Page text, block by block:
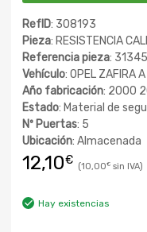
RefID: 308193
Pieza: RESISTENCIA
Referencia pieza:
Vehículo: OPEL ZAFIRA
Año fabricación: 2000
Estado: Material de
Nº Puertas: 5
Ubicación: Almacenada
12,10€ 10,00€
Hay existencias